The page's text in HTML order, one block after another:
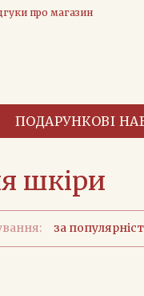
про магазин
ПОДАРУНКОВІ
шкіри
за